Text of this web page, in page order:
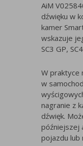
AiM
dźwięku w
kamer
wskazuje
SC3 GP,
W praktyce
w
nagranie z
dźwięk.
późniejszej
pojazdu lub